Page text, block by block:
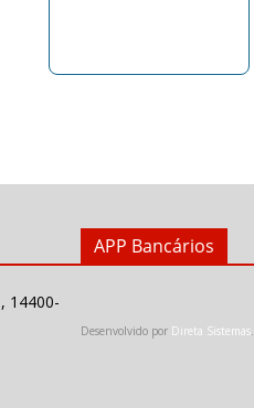
14400-
APP Bancários
Desenvolvido por Direta Sistemas.